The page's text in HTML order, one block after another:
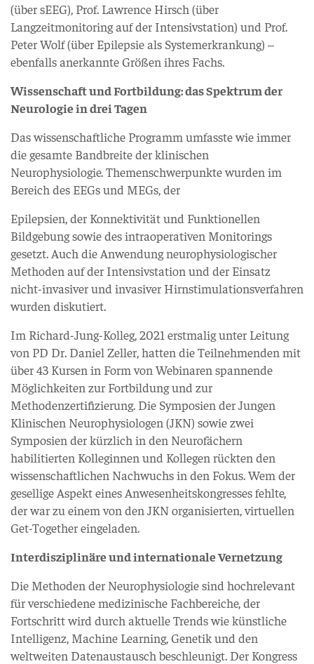
(über sEEG), Prof. Lawrence Hirsch (über
Langzeitmonitoring auf der Intensivstation) und Prof.
Peter Wolf (über Epilepsie als Systemerkrankung) –
ebenfalls anerkannte Größen ihres Fachs.
Wissenschaft und Fortbildung: das Spektrum der
Neurologie in drei Tagen
Das wissenschaftliche Programm umfasste wie immer
die gesamte Bandbreite der klinischen
Neurophysiologie. Themenschwerpunkte wurden im
Bereich des EEGs und MEGs, der
Epilepsien, der Konnektivität und Funktionellen
Bildgebung sowie des intraoperativen Monitorings
gesetzt. Auch die Anwendung neurophysiologischer
Methoden auf der Intensivstation und der Einsatz
nicht-invasiver und invasiver Hirnstimulationsverfahren
wurden diskutiert.
Im Richard-Jung-Kolleg, 2021 erstmalig unter Leitung
von PD Dr. Daniel Zeller, hatten die Teilnehmenden mit
über 43 Kursen in Form von Webinaren spannende
Möglichkeiten zur Fortbildung und zur
Methodenzertifizierung. Die Symposien der Jungen
Klinischen Neurophysiologen (JKN) sowie zwei
Symposien der kürzlich in den Neurofächern
habilitierten Kolleginnen und Kollegen rückten den
wissenschaftlichen Nachwuchs in den Fokus. Wem der
gesellige Aspekt eines Anwesenheitskongresses fehlte,
der war zu einem von den JKN organisierten, virtuellen
Get-Together eingeladen.
Interdisziplinäre und internationale Vernetzung
Die Methoden der Neurophysiologie sind hochrelevant
für verschiedene medizinische Fachbereiche, der
Fortschritt wird durch aktuelle Trends wie künstliche
Intelligenz, Machine Learning, Genetik und den
weltweiten Datenaustausch beschleunigt. Der Kongress